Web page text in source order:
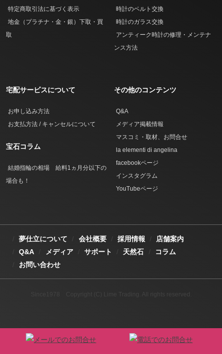
特定商取引法に基づく表示
地金（プラチナ・金・銀）下取・買
取
時計のベルト交換
時計のガラス交換
アンティーク時計の修理・メンテナ
ンス方法
宅配サービスについて
お申し込み方法
お支払方法 / キャンセルについて
宝石コラム
結婚指輪の相場 給料1ヵ月分以下の
場合も！
その他のコンテンツ
Q&A
メディア掲載情報
マスコミ・取材、お問合せ
la elementi di angelina
facebookページ
インスタグラム
YouTubeページ
夢仕立について 会社概要 採用情報
店舗案内
Q&A
メディア サポート 天然石
コラム
お問い合わせ
Since1978 Copyright (C) Lime Trading. All rights reserved.